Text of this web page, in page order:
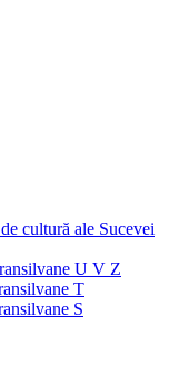
cultură ale Sucevei
U V Z
T
S